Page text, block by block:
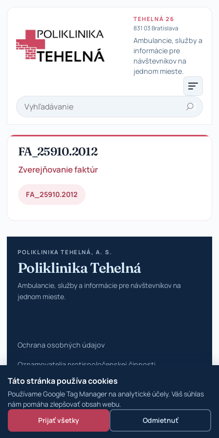
Táto stránka používa cookies
Používame Google Tag Manager na analytické účely. Váš súhlas
nám pomáha zlepšovať obsah webu.
Prijať všetky
Odmietnuť
TEHELNÁ 26
831 03 Bratislava
Ambulancie, služby a
informácie pre
návštevníkov na
jednom mieste.
Hľadať
FA_25910.2012
Zverejňovanie faktúr
FA_25910.2012
POLIKLINIKA TEHELNÁ, A. S.
Poliklinika Tehelná
Ambulancie, služby a informácie pre návštevníkov na
jednom mieste.
Ochrana osobných údajov
Oznamovatelia protispoločenskej činnosti
Vyhlásenie o prístupnosti
Zmeniť nastavenia cookies
© 2026 Poliklinika Tehelná · WordPress špecialisti